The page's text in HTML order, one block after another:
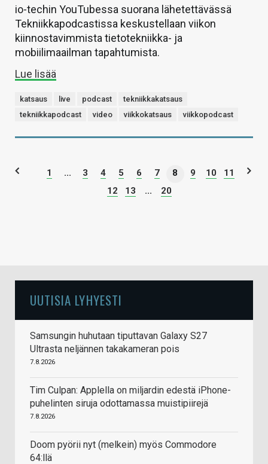
io-techin YouTubessa suorana lähetettävässä
Tekniikkapodcastissa keskustellaan viikon
kiinnostavimmista tietotekniikka- ja
mobiilimaailman tapahtumista.
Lue lisää
katsaus live podcast
tekniikkakatsaus
tekniikkapodcast
video viikkokatsaus viikkopodcast
1 ... 3 4 5 6 7 8 9 10
11
12
13 ... 20
UUTISIA LYHYESTI
Samsungin huhutaan tiputtavan Galaxy S27
Ultrasta neljännen takakameran pois
7.8.2026
Tim Culpan: Applella on miljardin edestä iPhone-
puhelinten siruja odottamassa muistipiirejä
7.8.2026
Doom pyörii nyt (melkein) myös Commodore
64:llä